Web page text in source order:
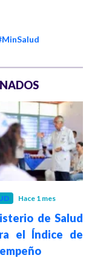
Hace 1 mes
de Salud
el Índice de